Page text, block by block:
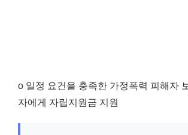
o 일정 요건을 충족한 가정폭력 피해자
자에게 자립지원금 지원